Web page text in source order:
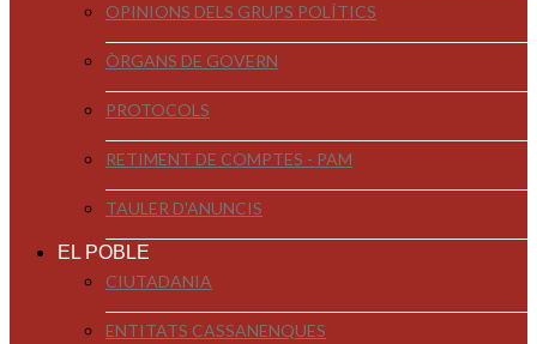
OPINIONS DELS GRUPS POLÍTICS
ÒRGANS DE GOVERN
PROTOCOLS
RETIMENT DE COMPTES - PAM
TAULER D'ANUNCIS
EL POBLE
CIUTADANIA
ENTITATS CASSANENQUES